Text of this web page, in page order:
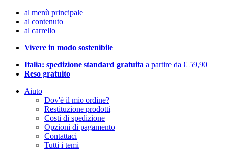
al menù principale
al contenuto
al carrello
Vivere in modo sostenibile
Italia: spedizione standard gratuita a partire da € 59,90
Reso gratuito
Aiuto
Dov'è il mio ordine?
Restituzione prodotti
Costi di spedizione
Opzioni di pagamento
Contattaci
Tutti i temi